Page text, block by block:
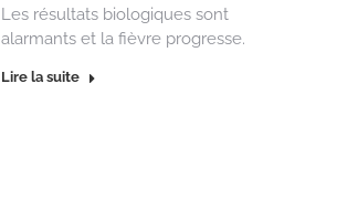
Les résultats biologiques sont
alarmants et la fièvre progresse.
Lire la suite